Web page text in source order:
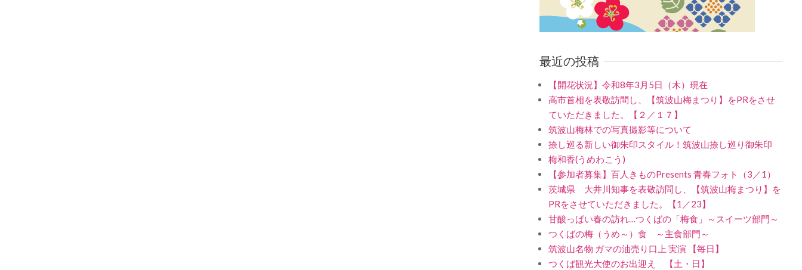
最近の投稿
【開花状況】令和8年3月5日（木）現在
高市首相を表敬訪問し、【筑波山梅まつり】をPRをさせ
ていただきました。【２／１７】
筑波山梅林での写真撮影等について
捺し巡る新しい御朱印スタイル！筑波山捺し巡り御朱印
梅和香(うめわこう)
【参加者募集】百人きものPresents 青春フォト（3／1）
茨城県 大井川知事を表敬訪問し、【筑波山梅まつり】を
PRをさせていただきました。【1／23】
甘酸っぱい春の訪れ…つくばの「梅食」～スイーツ部門～
つくばの梅（うめ～）食 ～主食部門～
筑波山名物 ガマの油売り口上 実演 【毎日】
つくば観光大使のお出迎え 【土・日】